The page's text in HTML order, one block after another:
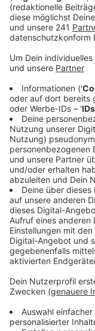
im RBRS-Land
Veröffentlicht:
Anzeige
Die
weniger
Gegenleistung
würden, sagte
von Radio Bonn/
"Das
nicht
Bahnen